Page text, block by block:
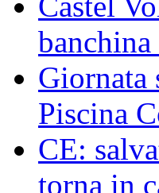
Giornata
Piscina
CE:
torna in